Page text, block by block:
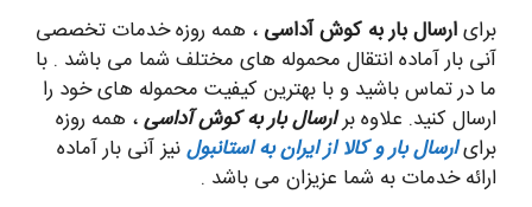
برایارسال بار به کوش آداسی ، همه روزه خدمات تخصصی
آنی بار آماده انتقال محموله های مختلف شما می باشد . با
ما در تماس باشید و با بهترین کیفیت محموله های خود را
ارسال کنید. علاوه برارسال بار به کوش آداسی، همه روزه
برایارسال بار و کالا از ایران به استانبولنیز آنی بار آماده
ارائه خدمات به شما عزیزان می باشد .